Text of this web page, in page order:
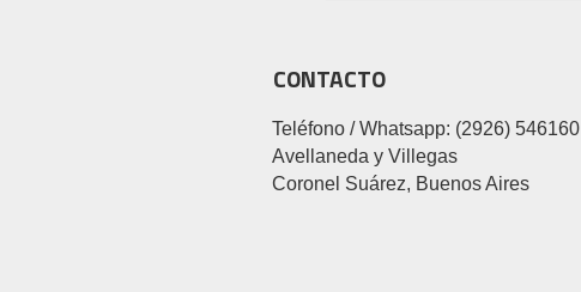
CONTACTO
Teléfono / Whatsapp: (2926) 546160
Avellaneda y Villegas
Coronel Suárez, Buenos Aires